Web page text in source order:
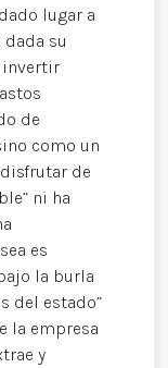
lugar a
su
invertir
de
como un
de
ni ha
es
la burla
del estado”
la empresa
y